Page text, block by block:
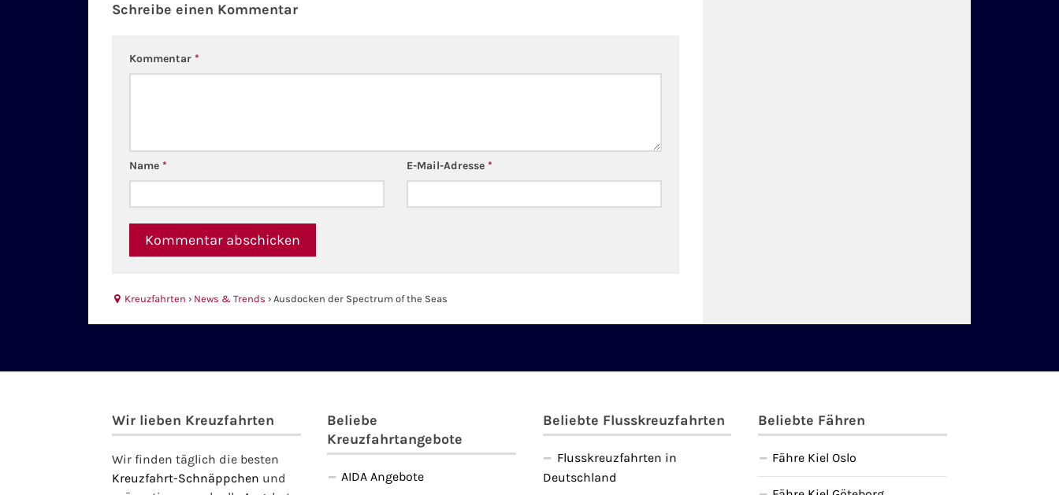
Schreibe einen Kommentar
Kommentar *
Name * E-Mail-Adresse *
Kreuzfahrten › News & Trends › Ausdocken der Spectrum of the Seas
Wir lieben Kreuzfahrten
Wir finden täglich die besten
Kreuzfahrt-Schnäppchen und
Beliebe
Kreuzfahrtangebote
AIDA Angebote
Beliebte Flusskreuzfahrten
Flusskreuzfahrten in
Deutschland
Beliebte Fähren
Fähre Kiel Oslo